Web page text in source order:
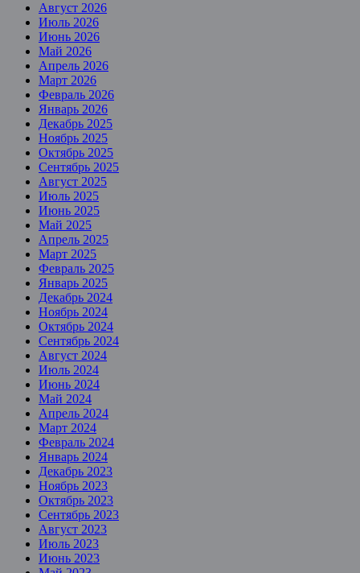
Август 2026
Июль 2026
Июнь 2026
Май 2026
Апрель 2026
Март 2026
Февраль 2026
Январь 2026
Декабрь 2025
Ноябрь 2025
Октябрь 2025
Сентябрь 2025
Август 2025
Июль 2025
Июнь 2025
Май 2025
Апрель 2025
Март 2025
Февраль 2025
Январь 2025
Декабрь 2024
Ноябрь 2024
Октябрь 2024
Сентябрь 2024
Август 2024
Июль 2024
Июнь 2024
Май 2024
Апрель 2024
Март 2024
Февраль 2024
Январь 2024
Декабрь 2023
Ноябрь 2023
Октябрь 2023
Сентябрь 2023
Август 2023
Июль 2023
Июнь 2023